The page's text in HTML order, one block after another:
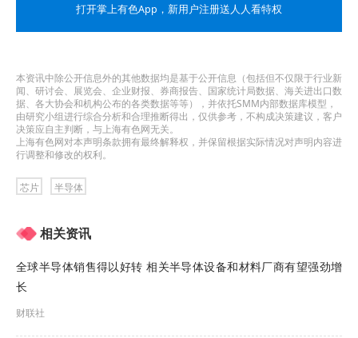
蒂尔还出售了能源生产企业Vistra Energy Corp的
全部股份，共计208747股。
在蒂尔作出上述举动之际，市场对人工智能催生的
科技估值泡沫的担忧正日益加剧。
供应商的英伟达等芯片制造商产生何种影响。英伟
达对OpenAI的投资也引发了人们对循环融资的担
忧。
打开掌上有色App ，新用户注册送人人看特权
本资讯中除公开信息外的其他数据均是基于公开信息（包括但不仅限于行业新
闻、研讨会、展览会、企业财报、券商报告、国家统计局数据、海关进出口数
据、各大协会和机构公布的各类数据等等），并依托SMM内部数据库模型，
由研究小组进行综合分析和合理推断得出，仅供参考，不构成决策建议，客户
决策应自主判断，与上海有色网无关。
上海有色网对本声明条款拥有最终解释权，并保留根据实际情况对声明内容进
行调整和修改的权利。
芯片 半导体
相关资讯
全球半导体销售得以好转 相关半导体设备和材料厂商有望强劲增
长
财联社